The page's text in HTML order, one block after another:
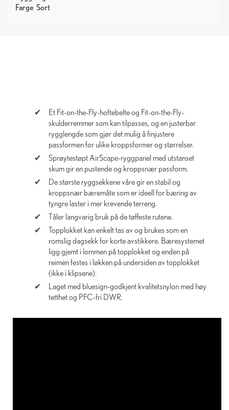
Farge Sort
Et Fit-on-the-Fly-hoftebelte og Fit-on-the-Fly-
skulderremmer som kan tilpasses, og en justerbar
rygglengde som gjør det mulig å finjustere
passformen for ulike kroppsformer og størrelser.
Sprøytestøpt AirScape-ryggpanel med utstanset
skum gir en pustende og kroppsnær passform.
De største ryggsekkene våre gir en stabil og
kroppsnær bæremåte som er ideell for bæring av
tyngre laster i mer krevende terreng.
Tåler langvarig bruk på de tøffeste rutene.
Topplokket kan enkelt tas av og brukes som en
romslig dagsekk for korte avstikkere. Bæresystemet
ligg gjemt i lommen på topplokket og enden på
reimen festes i løkken på undersiden av topplokket
(ikke i klipsene).
Laget med bluesign-godkjent kvalitetsnylon med høy
tetthet og PFC-fri DWR.